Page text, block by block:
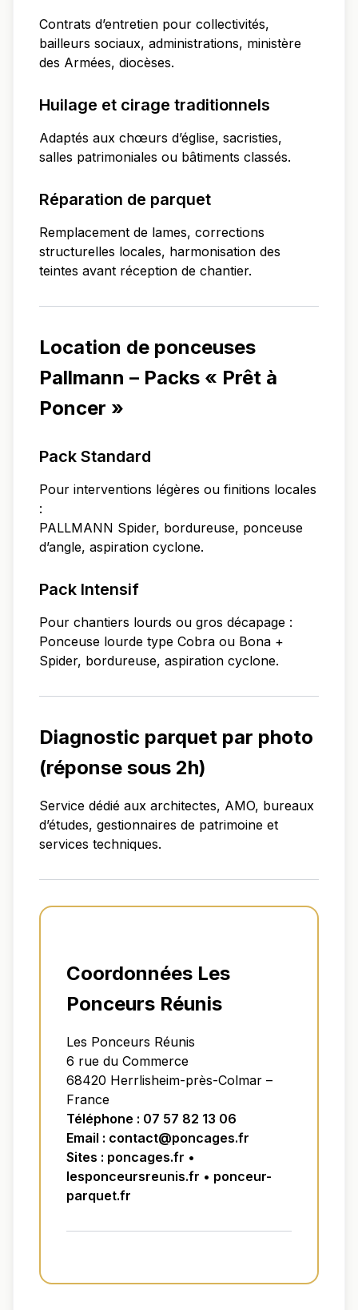
Contrats d’entretien pour collectivités,
bailleurs sociaux, administrations, ministère
des Armées, diocèses.
Huilage et cirage traditionnels
Adaptés aux chœurs d’église, sacristies,
salles patrimoniales ou bâtiments classés.
Réparation de parquet
Remplacement de lames, corrections
structurelles locales, harmonisation des
teintes avant réception de chantier.
Location de ponceuses
Pallmann – Packs « Prêt à
Poncer »
Pack Standard
Pour interventions légères ou finitions locales
:
PALLMANN Spider, bordureuse, ponceuse
d’angle, aspiration cyclone.
Pack Intensif
Pour chantiers lourds ou gros décapage :
Ponceuse lourde type Cobra ou Bona +
Spider, bordureuse, aspiration cyclone.
Diagnostic parquet par photo
(réponse sous 2h)
Service dédié aux architectes, AMO, bureaux
d’études, gestionnaires de patrimoine et
services techniques.
Coordonnées Les
Ponceurs Réunis
Les Ponceurs Réunis
6 rue du Commerce
68420 Herrlisheim-près-Colmar –
France
Téléphone : 07 57 82 13 06
Email : contact@poncages.fr
Sites : poncages.fr •
lesponceursreunis.fr • ponceur-
parquet.fr